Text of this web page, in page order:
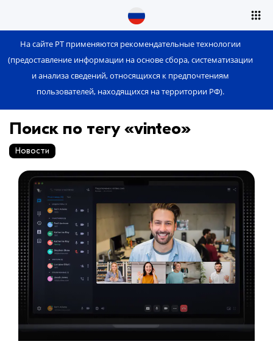
На сайте РТ применяются рекомендательные технологии
(предоставление информации на основе сбора, систематизации
и анализа сведений, относящихся к предпочтениям
пользователей, находящихся на территории РФ).
Поиск по тегу «vinteo»
Новости